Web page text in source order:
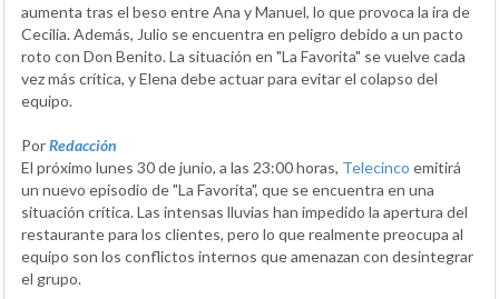
aumenta tras el beso entre Ana y Manuel, lo que provoca la ira de
Cecilia. Además, Julio se encuentra en peligro debido a un pacto
roto con Don Benito. La situación en "La Favorita" se vuelve cada
vez más crítica, y Elena debe actuar para evitar el colapso del
equipo.
PorRedacción
El próximo lunes 30 de junio, a las 23:00 horas, Telecinco emitirá
un nuevo episodio de "La Favorita", que se encuentra en una
situación crítica. Las intensas lluvias han impedido la apertura del
restaurante para los clientes, pero lo que realmente preocupa al
equipo son los conflictos internos que amenazan con desintegrar
el grupo.